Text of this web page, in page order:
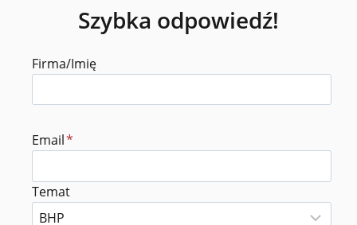
Szybka odpowiedź!
Firma/Imię
Email*
Temat